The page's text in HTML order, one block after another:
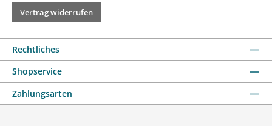
Vertrag widerrufen
Rechtliches
Shopservice
Zahlungsarten